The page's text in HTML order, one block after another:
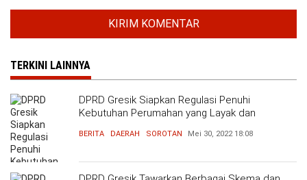
TERKINI LAINNYA
DPRD Gresik Siapkan Regulasi Penuhi
Kebutuhan Perumahan yang Layak dan
BERITA DAERAH SOROTAN Mei 30, 2022 18:08